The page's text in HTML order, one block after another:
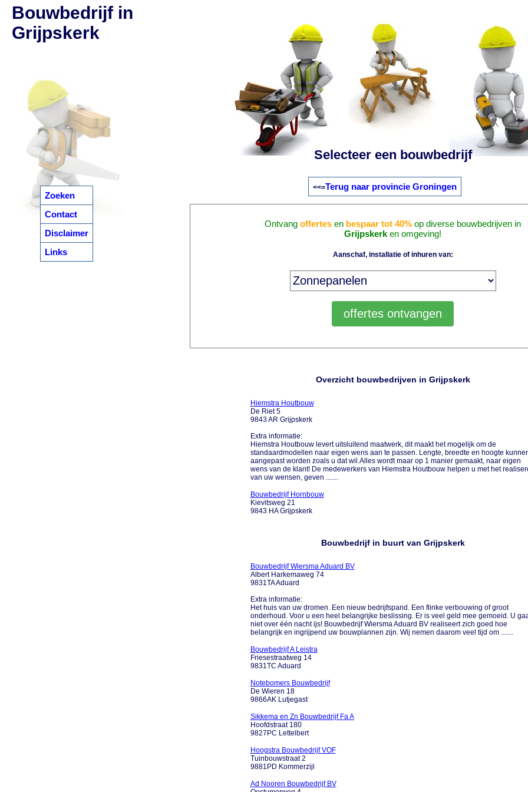
Zoeken
Contact
Disclaimer
Links
Bouwbedrijf in
Grijpskerk
Selecteer een bouwbedrijf
<<=Terug naar provincie Groningen
Ontvangoffertes en bespaar tot 40% op diverse bouwbedrijven in
Grijpskerk en omgeving!
Aanschaf, installatie of inhuren van:
Overzicht bouwbedrijven in Grijpskerk
Hiemstra Houtbouw
De Riet 5
9843 AR Grijpskerk
Extra informatie:
Hiemstra Houtbouw levert uitsluitend maatwerk, dit maakt het mogelijk om de
standaardmodellen naar eigen wens aan te passen. Lengte, breedte en hoogte
aangepast worden zoals u dat wil.Alles wordt maar op 1 manier gemaakt, naar eigen
wens van de klant! De medewerkers van Hiemstra Houtbouw helpen u met het
van uw wensen, geven .......
Bouwbedrijf Hornbouw
Kievitsweg 21
9843 HA Grijpskerk
Bouwbedrijf in buurt van Grijpskerk
Bouwbedrijf Wiersma Aduard BV
Albert Harkemaweg 74
9831TA Aduard
Extra informatie:
Het huis van uw dromen. Een nieuw bedrijfspand. Een flinke verbouwing of groot
onderhoud. Voor u een heel belangrijke beslissing. Er is veel geld mee gemoeid. U
niet over één nacht ijs! Bouwbedrijf Wiersma Aduard BV realiseert zich goed hoe
belangrijk en ingrijpend uw bouwplannen zijn. Wij nemen daarom veel tijd om .......
Bouwbedrijf A Leistra
Friesestraatweg 14
9831TC Aduard
Notebomers Bouwbedrijf
De Wieren 18
9866AK Lutjegast
Sikkema en Zn Bouwbedrijf Fa A
Hoofdstraat 180
9827PC Lettelbert
Hoogstra Bouwbedrijf VOF
Tuinbouwstraat 2
9881PD Kommerzijl
Ad Nooren Bouwbedrijf BV